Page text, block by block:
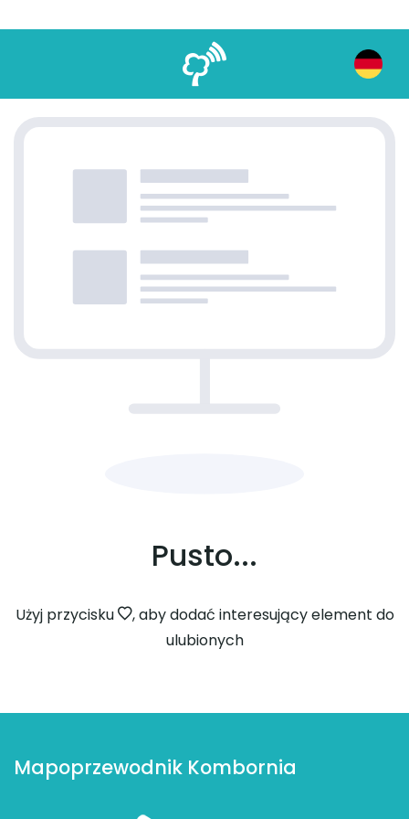
Pusto...
Użyj przycisku
, aby dodać interesujący element do
ulubionych
Mapoprzewodnik Kombornia